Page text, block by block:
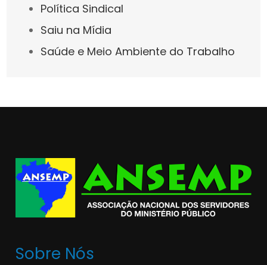
Política Sindical
Saiu na Mídia
Saúde e Meio Ambiente do Trabalho
Sobre Nós